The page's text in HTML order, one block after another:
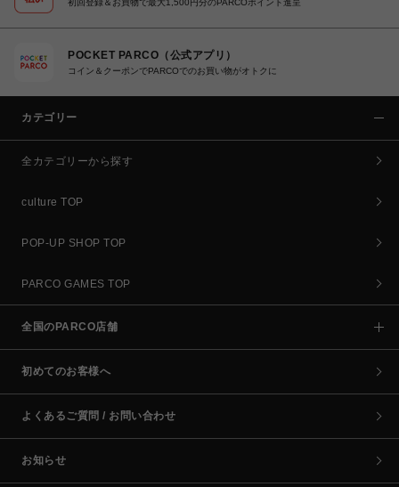
初回登録＆お買物で最大1,500円分のPARCOポイント進呈
POCKET PARCO（公式アプリ）
コイン＆クーポンでPARCOでのお買い物がオトクに
カテゴリー
全カテゴリーから探す
culture TOP
POP-UP SHOP TOP
PARCO GAMES TOP
全国のPARCO店舗
初めてのお客様へ
よくあるご質問 / お問い合わせ
お知らせ